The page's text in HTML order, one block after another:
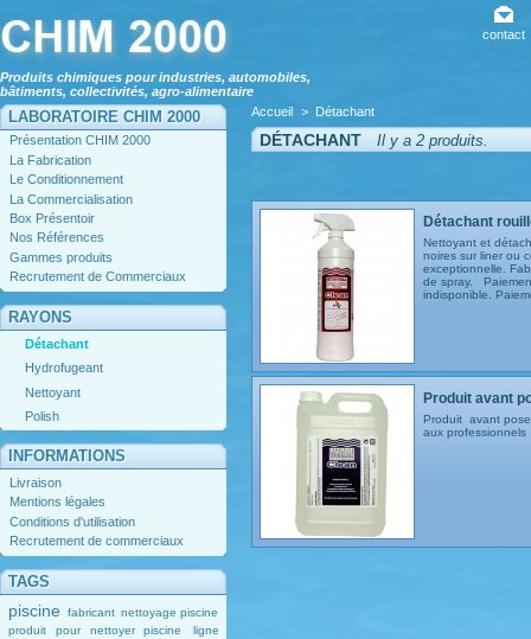
Produits chimiques pour industries, automobiles,
bâtiments, collectivités, agro-alimentaire
contact
LABORATOIRE CHIM 2000
Présentation CHIM 2000
La Fabrication
Le Conditionnement
La Commercialisation
Box Présentoir
Nos Références
Gammes produits
Recrutement de Commerciaux
RAYONS
Détachant
Hydrofugeant
Nettoyant
Polish
INFORMATIONS
Livraison
Mentions légales
Conditions d'utilisation
Recrutement de commerciaux
TAGS
piscine fabricant nettoyage piscine
produit pour nettoyer piscine
ligne
Accueil > Détachant
DÉTACHANT Il y a 2 produits.
Détachant
Nettoyant et
noires sur liner ou
exceptionnelle.
de spray.
indisponible.
Produit avant
Produit avant
aux professionnels